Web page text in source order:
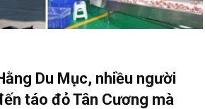
Du Mục, nhiều người
táo đỏ Tân Cương mà